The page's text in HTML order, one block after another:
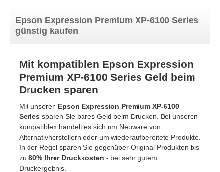
Epson Expression Premium XP-6100 Series
günstig kaufen
Mit kompatiblen Epson Expression
Premium XP-6100 Series Geld beim
Drucken sparen
Mit unseren Epson Expression Premium XP-6100
Series sparen Sie bares Geld beim Drucken. Bei unseren
kompatiblen handelt es sich um Neuware von
Alternativherstellern oder um wiederaufbereitete Produkte.
In der Regel sparen Sie gegenüber Original Produkten bis
zu 80% Ihrer Druckkosten - bei sehr gutem
Druckergebnis.